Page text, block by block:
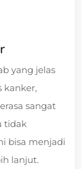
yang jelas
kanker,
sangat
tidak
bisa menjadi
lanjut.